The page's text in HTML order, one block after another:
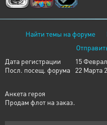
Найти темы на форуме
Дата регистрации
15
Посл. посещ. форума
22 Марта
Анкета героя
Продам флот на заказ.